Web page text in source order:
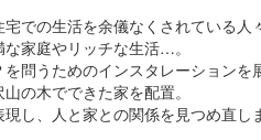
での生活を余儀なくされている人
家庭やリッチな生活…。
問うためのインスタレーションを
の木でできた家を配置。
し、人と家との関係を見つめ直し